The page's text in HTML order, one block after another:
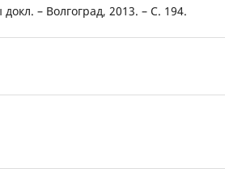
– Волгоград, 2013. – С. 194.